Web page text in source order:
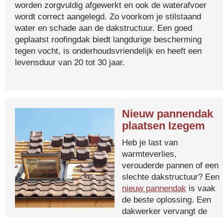
worden zorgvuldig afgewerkt en ook de waterafvoer
wordt correct aangelegd. Zo voorkom je stilstaand
water en schade aan de dakstructuur. Een goed
geplaatst roofingdak biedt langdurige bescherming
tegen vocht, is onderhoudsvriendelijk en heeft een
levensduur van 20 tot 30 jaar.
Nieuw pannendak
plaatsen Izegem
Heb je last van
warmteverlies,
verouderde pannen of een
slechte dakstructuur? Een
nieuw pannendak is vaak
de beste oplossing. Een
dakwerker vervangt de